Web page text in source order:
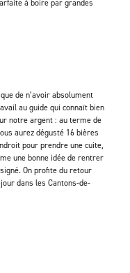
à boire par grandes
de n’avoir absolument
au guide qui connaît bien
notre argent : au terme de
aurez dégusté 16 bières
pour prendre une cuite,
une bonne idée de rentrer
On profite du retour
dans les Cantons-de-